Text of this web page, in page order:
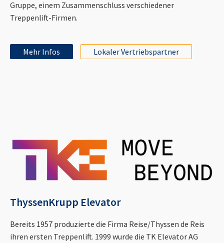
Gruppe, einem Zusammenschluss verschiedener
Treppenlift-Firmen.
Mehr Infos Lokaler Vertriebspartner
ThyssenKrupp Elevator
Bereits 1957 produzierte die Firma Reise/Thyssen de Reis
ihren ersten Treppenlift. 1999 wurde die TK Elevator AG